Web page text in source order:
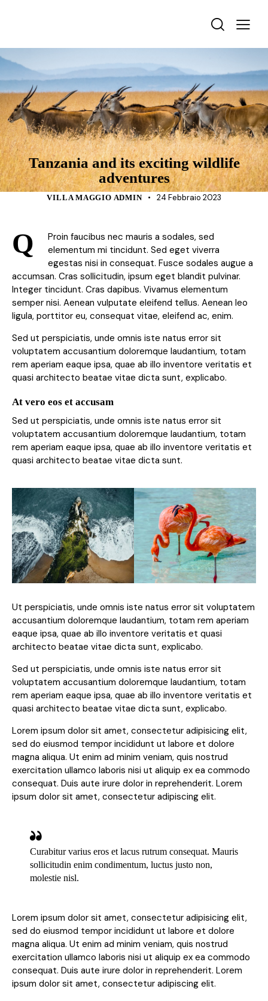
TOURISM
Tanzania and its exciting wildlife
adventures
VILLA MAGGIO ADMIN 24 Febbraio 2023
Q
Proin faucibus nec mauris a sodales, sed
elementum mi tincidunt. Sed eget viverra
egestas nisi in consequat. Fusce sodales augue a
accumsan. Cras sollicitudin, ipsum eget blandit pulvinar.
Integer tincidunt. Cras dapibus. Vivamus elementum
semper nisi. Aenean vulputate eleifend tellus. Aenean leo
ligula, porttitor eu, consequat vitae, eleifend ac, enim.
Sed ut perspiciatis, unde omnis iste natus error sit
voluptatem accusantium doloremque laudantium, totam
rem aperiam eaque ipsa, quae ab illo inventore veritatis et
quasi architecto beatae vitae dicta sunt, explicabo.
At vero eos et accusam
Sed ut perspiciatis, unde omnis iste natus error sit
voluptatem accusantium doloremque laudantium, totam
rem aperiam eaque ipsa, quae ab illo inventore veritatis et
quasi architecto beatae vitae dicta sunt.
Ut perspiciatis, unde omnis iste natus error sit voluptatem
accusantium doloremque laudantium, totam rem aperiam
eaque ipsa, quae ab illo inventore veritatis et quasi
architecto beatae vitae dicta sunt, explicabo.
Sed ut perspiciatis, unde omnis iste natus error sit
voluptatem accusantium doloremque laudantium, totam
rem aperiam eaque ipsa, quae ab illo inventore veritatis et
quasi architecto beatae vitae dicta sunt, explicabo.
Lorem ipsum dolor sit amet, consectetur adipisicing elit,
sed do eiusmod tempor incididunt ut labore et dolore
magna aliqua. Ut enim ad minim veniam, quis nostrud
exercitation ullamco laboris nisi ut aliquip ex ea commodo
consequat. Duis aute irure dolor in reprehenderit. Lorem
ipsum dolor sit amet, consectetur adipiscing elit.
Curabitur varius eros et lacus rutrum consequat. Mauris
sollicitudin enim condimentum, luctus justo non,
molestie nisl.
Lorem ipsum dolor sit amet, consectetur adipisicing elit,
sed do eiusmod tempor incididunt ut labore et dolore
magna aliqua. Ut enim ad minim veniam, quis nostrud
exercitation ullamco laboris nisi ut aliquip ex ea commodo
consequat. Duis aute irure dolor in reprehenderit. Lorem
ipsum dolor sit amet, consectetur adipiscing elit.